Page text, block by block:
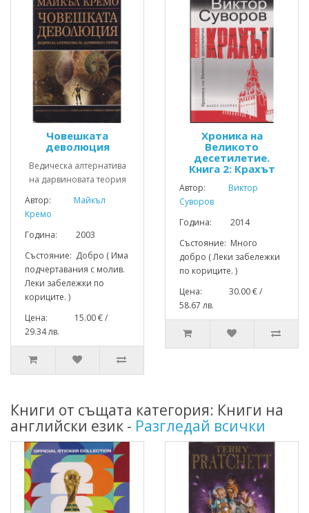
Човешката
деволюция
Ведическа алтернатива
на дарвиновата теория
Автор:
Майкъл
Кремо
Година: 2003
Състояние: Добро ( Има
подчертавания с молив.
Леки забележки по
кориците. )
Цена: 15.00 € /
29.34 лв.
Хроника на
Великото
десетилетие.
Книга 2: Крахът
Автор:
Виктор
Суворов
Година: 2014
Състояние: Много
добро ( Леки забележки
по кориците. )
Цена: 30.00 € /
58.67 лв.
Книги от същата категория: Книги на
английски език - Разгледай всички